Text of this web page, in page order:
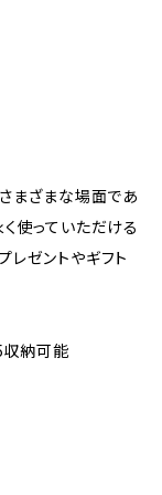
まざまな場面であ
使っていただける
ゼントやギフト
収納可能